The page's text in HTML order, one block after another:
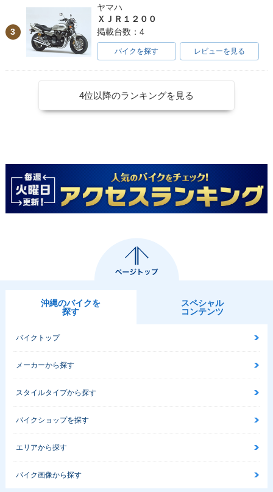
3
ヤマハ
ＸＪＲ１２００
掲載台数：4
バイクを探す レビューを見る
4位以降のランキングを見る
沖縄のバイクを
探す
スペシャル
コンテンツ
バイクトップ
メーカーから探す
スタイルタイプから探す
バイクショップを探す
エリアから探す
バイク画像から探す